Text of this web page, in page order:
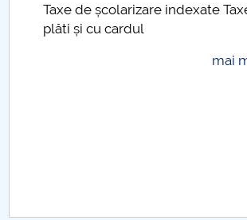
Taxe de școlarizare indexate
plăti și cu cardul
mai